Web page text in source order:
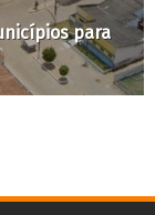
para